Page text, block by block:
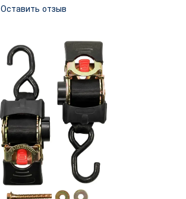
Оставить отзыв